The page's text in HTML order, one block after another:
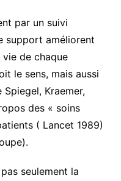
par un suivi
support améliorent
de chaque
le sens, mais aussi
Kraemer,
des « soins
( Lancet 1989)
seulement la